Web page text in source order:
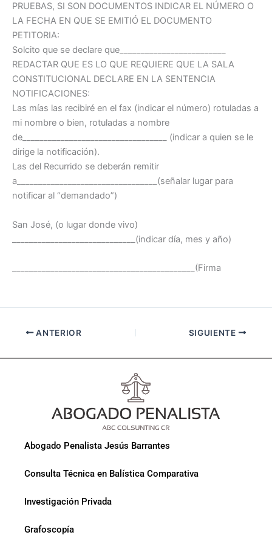
PRUEBAS, SI SON DOCUMENTOS INDICAR EL NÚMERO O
LA FECHA EN QUE SE EMITIÓ EL DOCUMENTO
PETITORIA:
Solcito que se declare que_________________________
REDACTAR QUE ES LO QUE REQUIERE QUE LA SALA
CONSTITUCIONAL DECLARE EN LA SENTENCIA
NOTIFICACIONES:
Las mías las recibiré en el fax (indicar el número) rotuladas a
mi nombre o bien, rotuladas a nombre
de__________________________________ (indicar a quien se le
dirige la notificación).
Las del Recurrido se deberán remitir
a_________________________________(señalar lugar para
notificar al “demandado”)
San José, (o lugar donde vivo)
_____________________________(indicar día, mes y año)
___________________________________________(Firma
ANTERIOR SIGUIENTE
Abogado Penalista Jesús Barrantes
Consulta Técnica en Balística Comparativa
Investigación Privada
Grafoscopía